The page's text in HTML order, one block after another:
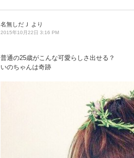
名無しだＪ より
2015年10月22日 3:16 PM
普通の25歳がこんな可愛らしさ出せる？
いのちゃんは奇跡